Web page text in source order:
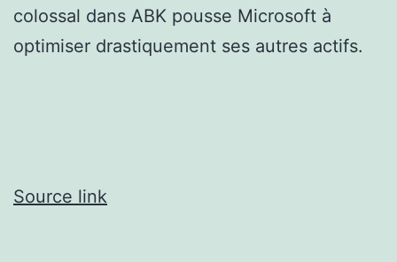
colossal dans ABK pousse Microsoft à
optimiser drastiquement ses autres actifs.
Source link